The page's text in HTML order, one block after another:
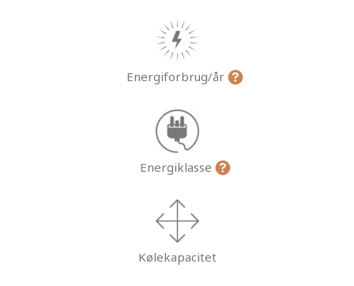
Energiforbrug/år
Energiklasse
Kølekapacitet